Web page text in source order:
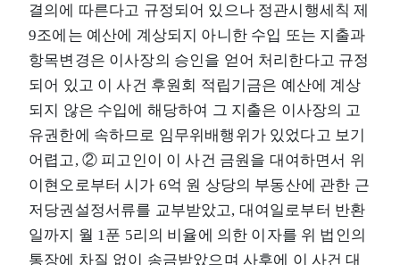
결의에 따른다고 규정되어 있으나 정관시행세칙 제
9조에는 예산에 계상되지 아니한 수입 또는 지출과
항목변경은 이사장의 승인을 얻어 처리한다고 규정
되어 있고 이 사건 후원회 적립기금은 예산에 계상
되지 않은 수입에 해당하여 그 지출은 이사장의 고
유권한에 속하므로 임무위배행위가 있었다고 보기
어렵고, ② 피고인이 이 사건 금원을 대여하면서 위
이현오로부터 시가 6억 원 상당의 부동산에 관한 근
저당권설정서류를 교부받았고, 대여일로부터 반환
일까지 월 1푼 5리의 비율에 의한 이자를 위 법인의
통장에 차질 없이 송금받았으며 사후에 이 사건 대